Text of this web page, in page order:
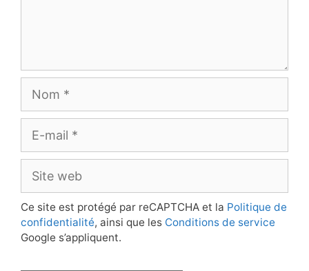
Site
web
Ce site est protégé par reCAPTCHA et la Politique de
confidentialité, ainsi que les Conditions de service
Google s’appliquent.